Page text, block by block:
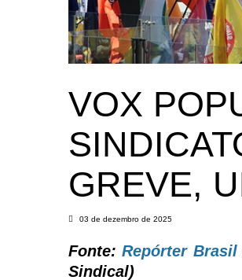
VOX
GREVE,
03 de dezembro de 2025
Fonte:Repórter
Sindical)